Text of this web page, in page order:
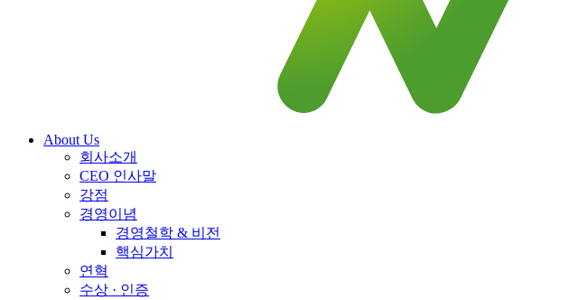
About Us
회사소개
CEO 인사말
강점
경영이념
경영철학 & 비전
핵심가치
연혁
수상 · 인증